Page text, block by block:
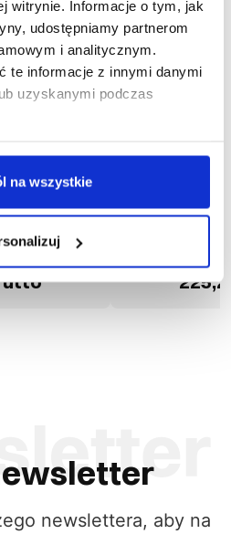
witrynie. Informacje o tym, jak
udostępniamy partnerom
i analitycznym.
te informacje z innymi danymi
uzyskanymi podczas
na wszystkie
newslettera, aby na